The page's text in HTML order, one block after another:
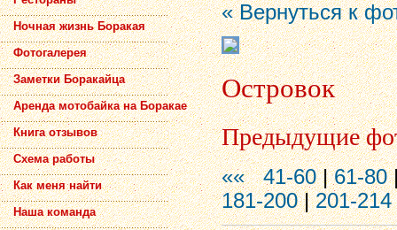
Ночная жизнь Боракая
Фотогалерея
Заметки Боракайца
Аренда мотобайка на Боракае
Книга отзывов
Схема работы
Как меня найти
Наша команда
« Вернуться к
Островок
Предыдущие
«« 41-60|61-80
181-200|201-214